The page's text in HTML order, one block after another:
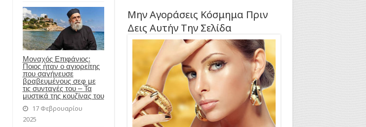
Μοναχός Επιφάνιος:
Ποιος ήταν ο αγιορείτης
που σαγήνευσε
βραβευμένους σεφ με
τις συνταγές του – Τα
μυστικά της κουζίνας του
17 Φεβρουαρίου
2025
Μην Αγοράσεις Κόσμημα Πριν
Δεις Αυτήν Την Σελίδα